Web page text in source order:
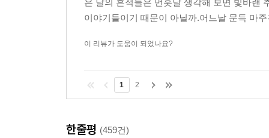
은 날의 흔적들은 먼훗날 생각해 보면 빛바랜
이야기들이기 때문이 아닐까.어느날 문득 마
이 리뷰가 도움이 되었나요?
1 2
한줄평 (459건)